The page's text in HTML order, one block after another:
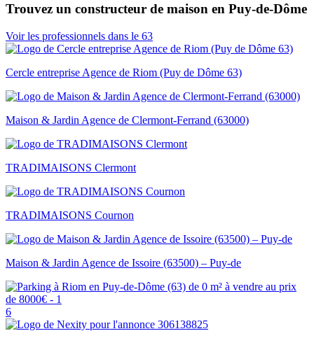
Trouvez un constructeur de maison en Puy-de-Dôme
Voir les professionnels dans le 63
Cercle entreprise Agence de Riom (Puy de Dôme 63)
Maison & Jardin Agence de Clermont-Ferrand (63000)
TRADIMAISONS Clermont
TRADIMAISONS Cournon
Maison & Jardin Agence de Issoire (63500) – Puy-de
6